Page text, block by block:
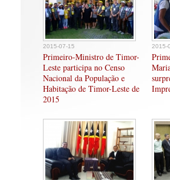
2015-07-15
Primeiro-Ministro de Timor-
Leste participa no Censo
Nacional da População e
Habitação de Timor-Leste de
2015
2015-